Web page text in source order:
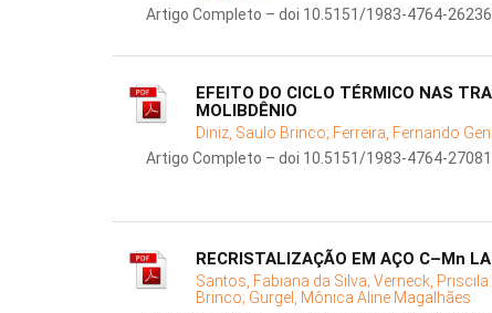
Artigo Completo – doi 10.5151/1983-4764-26236
EFEITO DO CICLO TÉRMICO NAS
MOLIBDÊNIO
Diniz, Saulo Brinco; Ferreira, Fernando
Artigo Completo – doi 10.5151/1983-4764-27081
RECRISTALIZAÇÃO EM AÇO C–Mn
Santos, Fabiana da Silva; Verneck,
Brinco; Gurgel, Mônica Aline Magalhães